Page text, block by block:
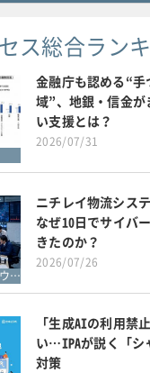
ス総合ラン
金融庁も認める“手
域”、地銀・信金が
い支援とは？
2026/07/31
標的型攻撃・ランサムウェア対策
ニチレイ物流シス
なぜ10日でサイバ
きたのか？
2026/07/26
「生成AIの利用禁
い…IPAが説く「シ
対策